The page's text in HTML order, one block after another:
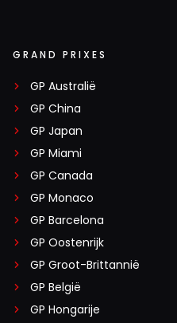
GRAND PRIXES
GP Australië
GP China
GP Japan
GP Miami
GP Canada
GP Monaco
GP Barcelona
GP Oostenrijk
GP Groot-Brittannië
GP België
GP Hongarije